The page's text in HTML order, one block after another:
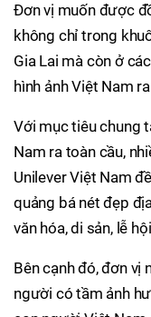
Đơn vị muốn được
không chỉ trong
Gia Lai mà còn ở
hình ảnh Việt Nam
Với mục tiêu chung
Nam ra toàn cầu,
Unilever Việt Nam
quảng bá nét đẹp
văn hóa, di sản, lễ
Bên cạnh đó, đơn vị
người có tầm ảnh